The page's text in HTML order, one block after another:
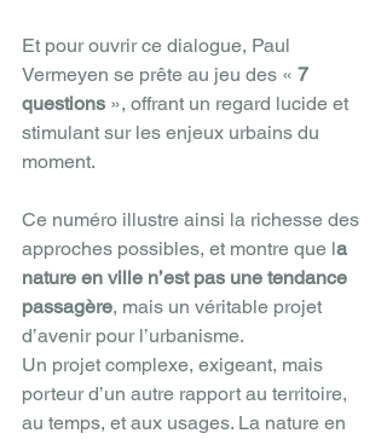
Et pour ouvrir ce dialogue, Paul
Vermeyen se prête au jeu des « 7
questions », offrant un regard lucide et
stimulant sur les enjeux urbains du
moment.
Ce numéro illustre ainsi la richesse des
approches possibles, et montre que la
nature en ville n’est pas une tendance
passagère, mais un véritable projet
d’avenir pour l’urbanisme.
Un projet complexe, exigeant, mais
porteur d’un autre rapport au territoire,
au temps, et aux usages. La nature en